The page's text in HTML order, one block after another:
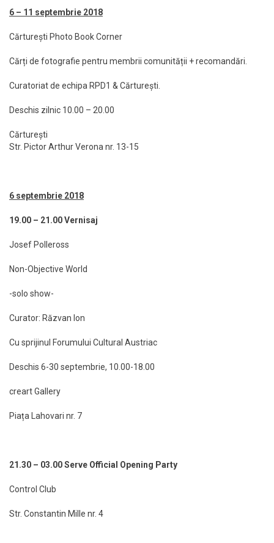
6 – 11 septembrie 2018
Cărturești Photo Book Corner
Cărți de fotografie pentru membrii comunității + recomandări.
Curatoriat de echipa RPD1 & Cărturești.
Deschis zilnic 10.00 – 20.00
Cărturești
Str. Pictor Arthur Verona nr. 13-15
6 septembrie 2018
19.00 – 21.00 Vernisaj
Josef Polleross
Non-Objective World
-solo show-
Curator: Răzvan Ion
Cu sprijinul Forumului Cultural Austriac
Deschis 6-30 septembrie, 10.00-18.00
creart Gallery
Piața Lahovari nr. 7
21.30 – 03.00 Serve Official Opening Party
Control Club
Str. Constantin Mille nr. 4